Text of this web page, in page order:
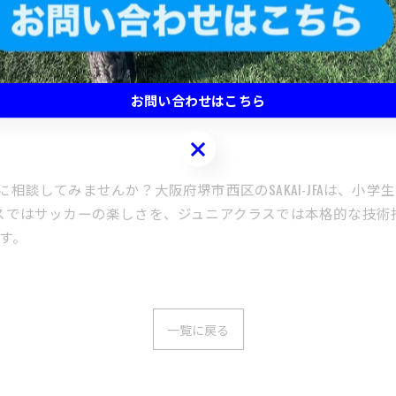
す。
相談してみませんか？大阪府堺市西区のSAKAI-JFAは、小
はサッカーの楽しさを、ジュニアクラスでは本格的な技
。
一覧に戻る
お問い合わせはこちら
お問い合わせはこちら